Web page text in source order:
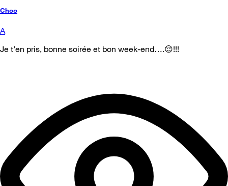
Choo
A
Je t’en pris, bonne soirée et bon week-end….😌!!!